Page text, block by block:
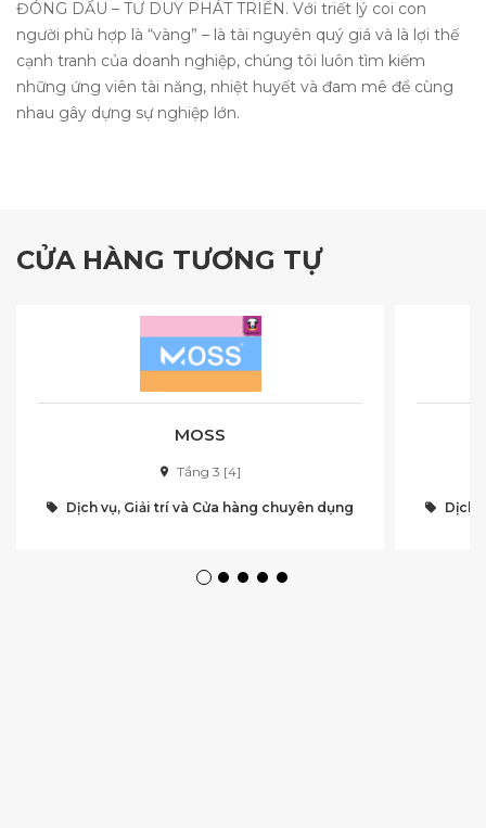
ĐÓNG DẤU – TƯ DUY PHÁT TRIỂN. Với triết lý coi con
người phù hợp là “vàng” – là tài nguyên quý giá và là lợi thế
cạnh tranh của doanh nghiệp, chúng tôi luôn tìm kiếm
những ứng viên tài năng, nhiệt huyết và đam mê để cùng
nhau gây dựng sự nghiệp lớn.
CỬA HÀNG TƯƠNG TỰ
MOSS
Tầng 3 [4]
Dịch vụ, Giải trí và Cửa hàng chuyên dụng Dịch